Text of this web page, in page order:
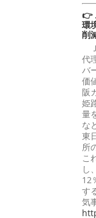
👉
環
削
代
バ
価
阪
姫
量
な
東
所
こ
し
12
す
気